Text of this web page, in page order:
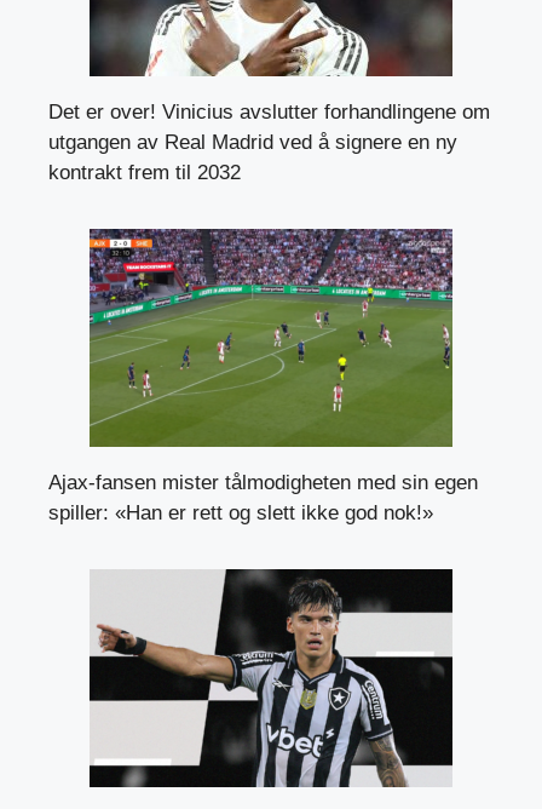
Det er over! Vinicius avslutter forhandlingene om
utgangen av Real Madrid ved å signere en ny
kontrakt frem til 2032
Ajax-fansen mister tålmodigheten med sin egen
spiller: «Han er rett og slett ikke god nok!»